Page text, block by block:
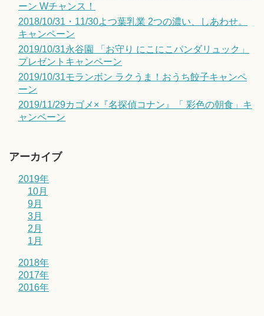
ーン Wチャンス！
2018/10/31・11/30よつ葉乳業 2つの濃い、しあわせ。
キャンペーン
2019/10/31永谷園 「お守り にこにこパンダリュック」
プレゼントキャンペーン
2019/10/31モランボン ラクうま！おうち餃子キャンペ
ーン
2019/11/29カゴメ×『名探偵コナン』「 彩色の朝食」キ
ャンペーン
アーカイブ
2019年
10月
9月
3月
2月
1月
2018年
2017年
2016年